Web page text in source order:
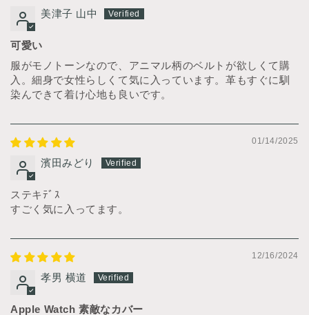
美津子 山中
可愛い
服がモノトーンなので、アニマル柄のベルトが欲しくて購
入。細身で女性らしくて気に入っています。革もすぐに馴
染んできて着け心地も良いです。
01/14/2025
濱田みどり
ステキﾃﾞｽ
すごく気に入ってます。
12/16/2024
孝男 横道
Apple Watch 素敵なカバー